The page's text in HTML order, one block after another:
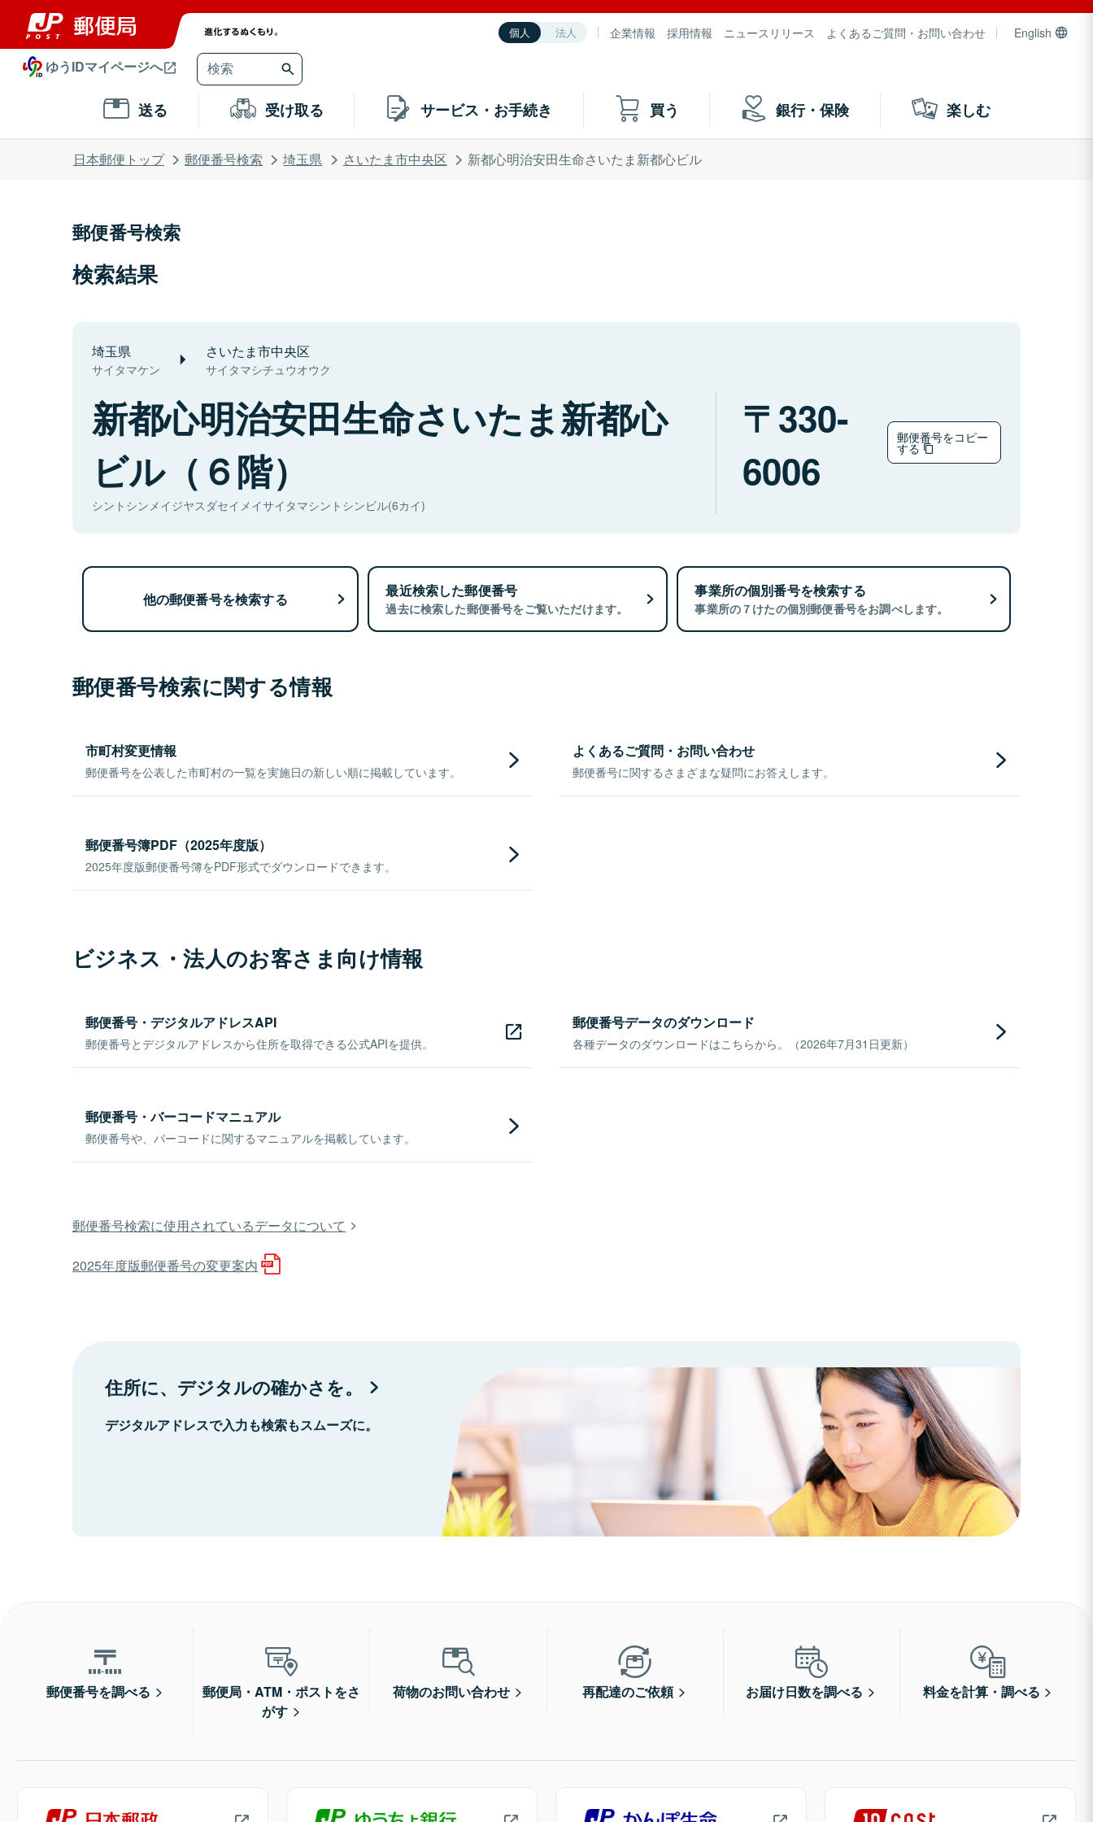
個人 法人 企業情報 採用情報 ニュースリリース よくあるご質問・お問い合わせ English
ゆうIDマイページへ
送る 受け取る サービス・お手続き 買う 銀行・保険 楽しむ
日本郵便トップ 郵便番号検索 埼玉県 さいたま市中央区 新都心明治安田生命さいたま新都心ビル
郵便番号検索
検索結果
埼玉県
サイタマケン
さいたま市中央区
サイタマシチュウオウク
新都心明治安田生命さいたま新都心
ビル（６階）
シントシンメイジヤスダセイメイサイタマシントシンビル(6カイ)
330-
6006
郵便番号をコピー
する
他の郵便番号を検索する 最近検索した郵便番号
過去に検索した郵便番号をご覧いただけます。
事業所の個別番号を検索する
事業所の７けたの個別郵便番号をお調べします。
郵便番号検索に関する情報
市町村変更情報
郵便番号を公表した市町村の一覧を実施日の新しい順に掲載しています。
よくあるご質問・お問い合わせ
郵便番号に関するさまざまな疑問にお答えします。
郵便番号簿PDF（2025年度版）
2025年度版郵便番号簿をPDF形式でダウンロードできます。
ビジネス・法人のお客さま向け情報
郵便番号・デジタルアドレスAPI
郵便番号とデジタルアドレスから住所を取得できる公式APIを提供。
郵便番号データのダウンロード
各種データのダウンロードはこちらから。（2026年7月31日更新）
郵便番号・バーコードマニュアル
郵便番号や、バーコードに関するマニュアルを掲載しています。
郵便番号検索に使用されているデータについて
2025年度版郵便番号の変更案内
住所に、デジタルの確かさを。
デジタルアドレスで入力も検索もスムーズに。
郵便番号を調べる
郵便局・ATM・ポストをさ
がす
荷物のお問い合わせ 再配達のご依頼 お届け日数を調べる 料金を計算・調べる